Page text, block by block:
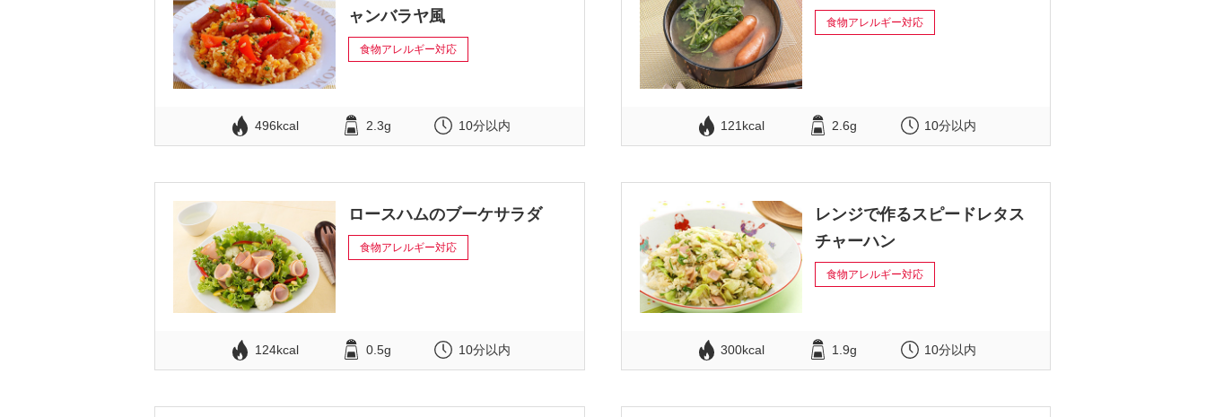
ャンバラヤ風
食物アレルギー対応
496kcal 2.3g 10分以内
食物アレルギー対応
121kcal 2.6g 10分以内
ロースハムのブーケサラダ
食物アレルギー対応
124kcal 0.5g 10分以内
レンジで作るスピードレタス
チャーハン
食物アレルギー対応
300kcal 1.9g 10分以内